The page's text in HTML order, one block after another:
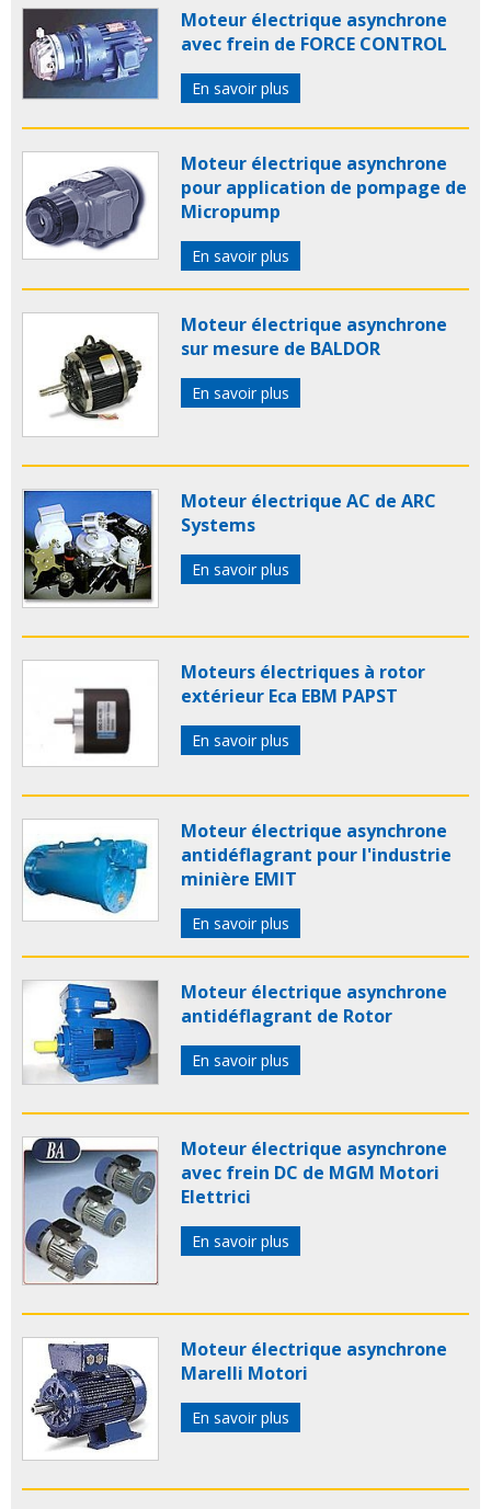
Moteur électrique asynchrone
avec frein de FORCE CONTROL
En savoir plus
Moteur électrique asynchrone
pour application de pompage de
Micropump
En savoir plus
Moteur électrique asynchrone
sur mesure de BALDOR
En savoir plus
Moteur électrique AC de ARC
Systems
En savoir plus
Moteurs électriques à rotor
extérieur Eca EBM PAPST
En savoir plus
Moteur électrique asynchrone
antidéflagrant pour l'industrie
minière EMIT
En savoir plus
Moteur électrique asynchrone
antidéflagrant de Rotor
En savoir plus
Moteur électrique asynchrone
avec frein DC de MGM Motori
Elettrici
En savoir plus
Moteur électrique asynchrone
Marelli Motori
En savoir plus